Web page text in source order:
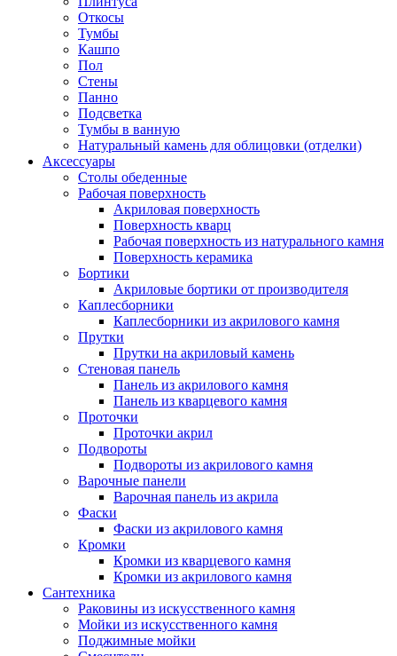
Откосы
Тумбы
Кашпо
Пол
Стены
Панно
Подсветка
Тумбы в ванную
Натуральный камень для облицовки (отделки)
Аксессуары
Столы обеденные
Рабочая поверхность
Акриловая поверхность
Поверхность кварц
Рабочая поверхность из натурального камня
Поверхность керамика
Бортики
Акриловые бортики от производителя
Каплесборники
Каплесборники из акрилового камня
Прутки
Прутки на акриловый камень
Стеновая панель
Панель из акрилового камня
Панель из кварцевого камня
Проточки
Проточки акрил
Подвороты
Подвороты из акрилового камня
Варочные панели
Варочная панель из акрила
Фаски
Фаски из акрилового камня
Кромки
Кромки из кварцевого камня
Кромки из акрилового камня
Сантехника
Раковины из искусственного камня
Мойки из искусственного камня
Поджимные мойки